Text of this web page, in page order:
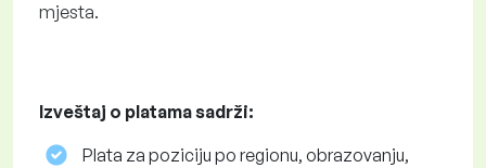
mjesta.
Izveštaj o platama sadrži:
Plata za poziciju po regionu, obrazovanju,